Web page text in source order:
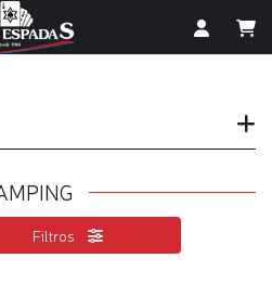
Filtros